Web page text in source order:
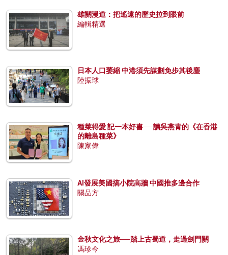
雄關漫道：把遙遠的歷史拉到眼前
編輯精選
日本人口萎縮 中港須先謀劃免步其後塵
陸振球
種菜得愛 記一本好書──讀吳燕青的《在香港
的離島種菜》
陳家偉
AI發展美國搞小院高牆 中國推多邊合作
關品方
金秋文化之旅──踏上古蜀道，走過劍門關
馮珍今